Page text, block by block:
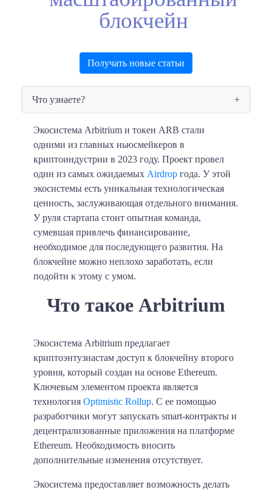
блокчейн
Получать новые статьи
Что узнаете?
Экосистема Arbitrium и токен ARB стали
одними из главных ньюсмейкеров в
криптоиндустрии в 2023 году. Проект провел
один из самых ожидаемых Airdrop года. У этой
экосистемы есть уникальная технологическая
ценность, заслуживающая отдельного внимания.
У руля стартапа стоит опытная команда,
сумевшая привлечь финансирование,
необходимое для последующего развития. На
блокчейне можно неплохо заработать, если
подойти к этому с умом.
Что такое Arbitrium
Экосистема Arbitrium предлагает
криптоэнтузиастам доступ к блокчейну второго
уровня, который создан на основе Ethereum.
Ключевым элементом проекта является
технология Optimistic Rollup. С ее помощью
разработчики могут запускать smart-контракты и
децентрализованные приложения на платформе
Ethereum. Необходимость вносить
дополнительные изменения отсутствует.
Экосистема предоставляет возможность делать